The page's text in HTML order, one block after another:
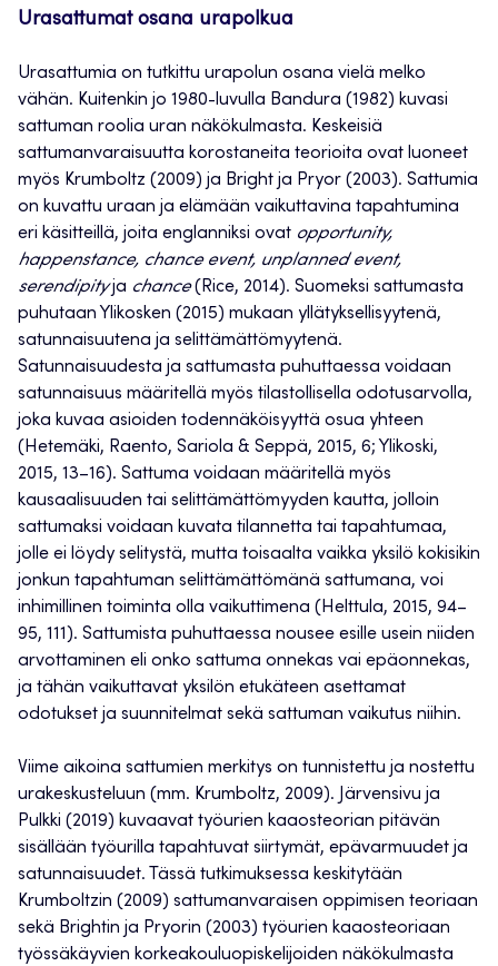
Urasattumat osana urapolkua
Urasattumia on tutkittu urapolun osana vielä melko
vähän. Kuitenkin jo 1980-luvulla Bandura (1982) kuvasi
sattuman roolia uran näkökulmasta. Keskeisiä
sattumanvaraisuutta korostaneita teorioita ovat luoneet
myös Krumboltz (2009) ja Bright ja Pryor (2003). Sattumia
on kuvattu uraan ja elämään vaikuttavina tapahtumina
eri käsitteillä, joita englanniksi ovat opportunity,
happenstance, chance event, unplanned event,
serendipityja chance(Rice, 2014). Suomeksi sattumasta
puhutaan Ylikosken (2015) mukaan yllätyksellisyytenä,
satunnaisuutena ja selittämättömyytenä.
Satunnaisuudesta ja sattumasta puhuttaessa voidaan
satunnaisuus määritellä myös tilastollisella odotusarvolla,
joka kuvaa asioiden todennäköisyyttä osua yhteen
(Hetemäki, Raento, Sariola & Seppä, 2015, 6; Ylikoski,
2015, 13–16). Sattuma voidaan määritellä myös
kausaalisuuden tai selittämättömyyden kautta, jolloin
sattumaksi voidaan kuvata tilannetta tai tapahtumaa,
jolle ei löydy selitystä, mutta toisaalta vaikka yksilö kokisikin
jonkun tapahtuman selittämättömänä sattumana, voi
inhimillinen toiminta olla vaikuttimena (Helttula, 2015, 94–
95, 111). Sattumista puhuttaessa nousee esille usein niiden
arvottaminen eli onko sattuma onnekas vai epäonnekas,
ja tähän vaikuttavat yksilön etukäteen asettamat
odotukset ja suunnitelmat sekä sattuman vaikutus niihin.
Viime aikoina sattumien merkitys on tunnistettu ja nostettu
urakeskusteluun (mm. Krumboltz, 2009). Järvensivu ja
Pulkki (2019) kuvaavat työurien kaaosteorian pitävän
sisällään työurilla tapahtuvat siirtymät, epävarmuudet ja
satunnaisuudet. Tässä tutkimuksessa keskitytään
Krumboltzin (2009) sattumanvaraisen oppimisen teoriaan
sekä Brightin ja Pryorin (2003) työurien kaaosteoriaan
työssäkäyvien korkeakouluopiskelijoiden näkökulmasta